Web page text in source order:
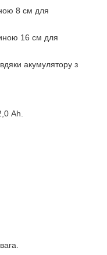
8 см для
16 см для
акумулятору з
Аh.